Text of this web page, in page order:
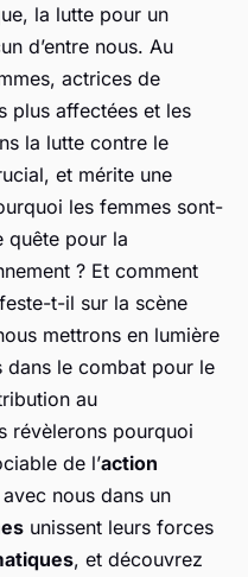
la lutte pour un
d’entre nous. Au
actrices de
plus affectées et les
la lutte contre le
et mérite une
les femmes sont-
quête pour la
? Et comment
t-il sur la scène
mettrons en lumière
dans le combat pour le
au
révèlerons pourquoi
de l’action
nous dans un
unissent leurs forces
, et découvrez